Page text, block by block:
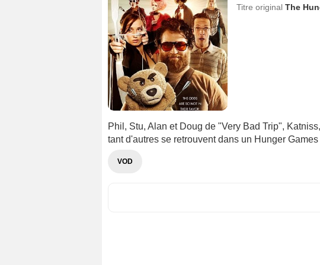
Titre original The
Phil, Stu, Alan et Doug de "Very Bad Trip",
tant d'autres se retrouvent dans un Hunger
VOD